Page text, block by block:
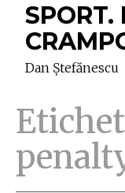
SPORT.
Dan Ștefănescu